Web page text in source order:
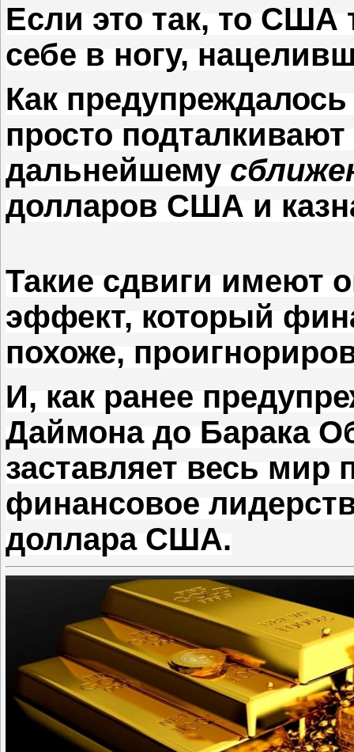
Если это так, то США
себе в ногу,
Как
просто
дальнейшему
долларов США и
Такие сдвиги имеют
эффект, который
похоже,
И, как ранее
Даймона до Барака
заставляет весь мир
финансовое
доллара США.